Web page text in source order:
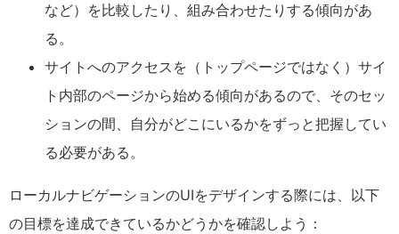
など）を比較したり、組み合わせたりする傾向があ
る。
サイトへのアクセスを（トップページではなく）サイ
ト内部のページから始める傾向があるので、そのセッ
ションの間、自分がどこにいるかをずっと把握してい
る必要がある。
ローカルナビゲーションのUIをデザインする際には、以下
の目標を達成できているかどうかを確認しよう：